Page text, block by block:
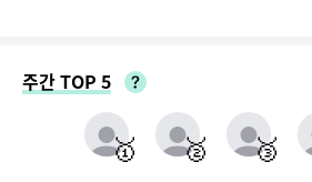
주간 TOP 5
매주 월요일부터 일요일까지 가장 클라이밍 시간이 많
동점자 처리방식 : 클라이밍 횟수가
🥇 🥈 🥉